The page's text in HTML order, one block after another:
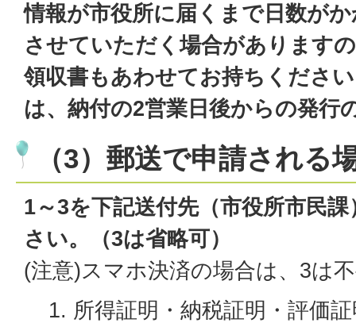
情報が市役所に届くまで日数が
させていただく場合があります
領収書もあわせてお持ちくださ
は、納付の2営業日後からの発行
（3）郵送で申請される
1～3を下記送付先（市役所市民
さい。（3は省略可）
(注意)スマホ決済の場合は、3は
所得証明・納税証明・評価